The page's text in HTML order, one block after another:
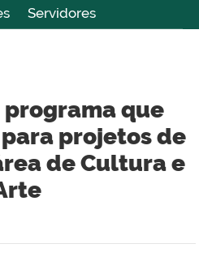
Servidores
programa que
projetos de
de Cultura e